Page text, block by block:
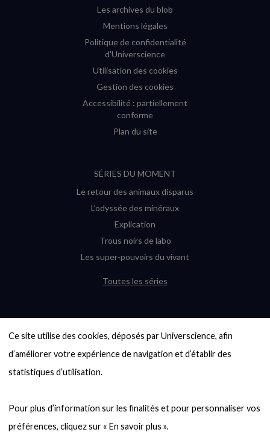
Ce site utilise des cookies, déposés par Universcience, afin
d’améliorer votre expérience de navigation et d’établir des
statistiques d’utilisation.
Pour plus d’information sur les finalités et pour personnaliser vos
Les archives du blob
Mentions légales
Politique de confidentialité
d'Universcience
Utilisation des cookies
Gestion des cookies
Accessibilité : partiellement
conforme
Plan du site
SÉRIES DU MOMENT
Le retour des animaux disparus
L’odyssée des minéraux
Explication
Trous noirs de labo
Les super-pouvoirs du vivant
Toutes les séries
6000 exoplanètes, et pas de « Terre »
en vue ?
Quel avenir pour les cryptos ?
Entre mathématiques et politique : la
quête d’un vote équitable